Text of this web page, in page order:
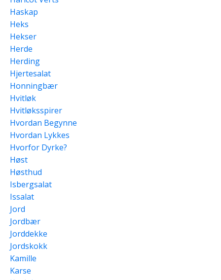
Haskap
Heks
Hekser
Herde
Herding
Hjertesalat
Honningbær
Hvitløk
Hvitløksspirer
Hvordan Begynne
Hvordan Lykkes
Hvorfor Dyrke?
Høst
Høsthud
Isbergsalat
Issalat
Jord
Jordbær
Jorddekke
Jordskokk
Kamille
Karse